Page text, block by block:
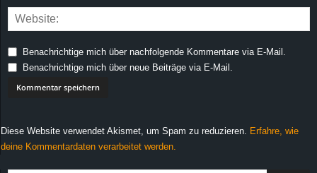
Benachrichtige mich über nachfolgende Kommentare via E-Mail.
Benachrichtige mich über neue Beiträge via E-Mail.
Diese Website verwendet Akismet, um Spam zu reduzieren. Erfahre, wie
deine Kommentardaten verarbeitet werden.